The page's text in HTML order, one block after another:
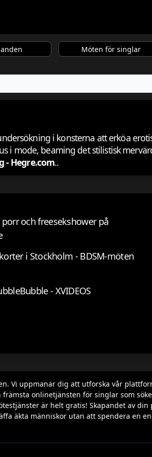
Möten för singlar
i konsterna att erköa
i mode, beaming det stilistisk
- Hegre.com..
och freesekshower på
i Stockholm - BDSM-möten
- XVIDEOS
Vi uppmanar dig att utforska vår
onlinetjänsten för singlar som
är helt gratis! Skapandet av
äkta människor utan att spendera en